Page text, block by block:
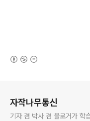
자작나무통신
기자 겸 박사 겸 블로거가 학